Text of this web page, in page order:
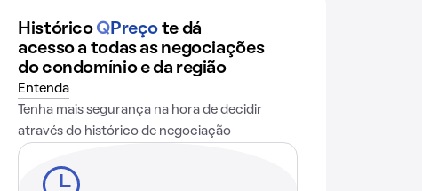
Histórico QPreço te dá
acesso a todas as negociações
do condomínio e da região
Entenda
Tenha mais segurança na hora de decidir
através do histórico de negociação